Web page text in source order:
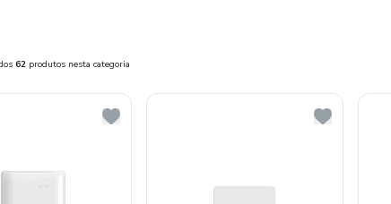
62 produtos nesta categoria